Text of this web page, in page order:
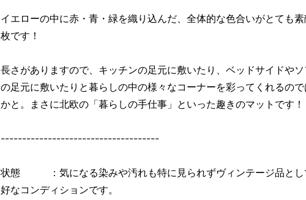
イエローの中に赤・青・緑を織り込んだ、全体的な色合いがとても
枚です！
長さがありますので、キッチンの足元に敷いたり、ベッドサイドや
の足元に敷いたりと暮らしの中の様々なコーナーを彩ってくれるの
かと。まさに北欧の「暮らしの手仕事」といった趣きのマットです！
-------------------------------------
状態 ：気になる染みや汚れも特に見られずヴィンテージ品とし
好なコンディションです。